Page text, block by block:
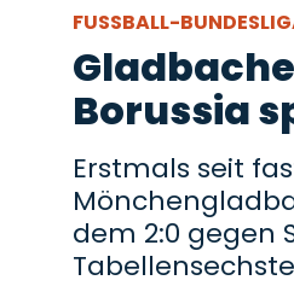
FUSSBALL-
Borussia
Erstmals seit
dem 2:0 gegen